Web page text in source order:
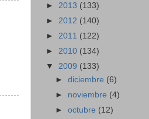
► 2013 (133)
► 2012 (140)
► 2011 (122)
► 2010 (134)
▼ 2009 (133)
►diciembre (6)
► noviembre (4)
►octubre (12)